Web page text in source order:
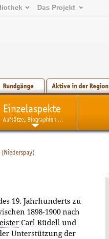
Das Projekt
Rundgänge Aktive in der Region
Einzelaspekte
Aufsätze, Biographien ...
19. Jahrhunderts zu
1898-1900 nach
Carl Rüdell und
Unterstützung der